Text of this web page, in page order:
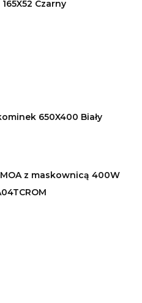
Czarny
650X400 Biały
MOA z maskownicą 400W